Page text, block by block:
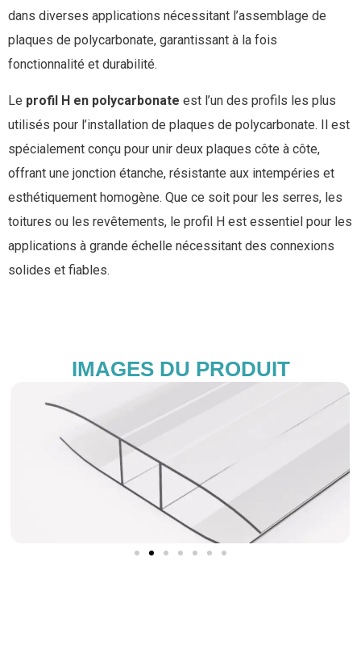
dans diverses applications nécessitant l’assemblage de
plaques de polycarbonate, garantissant à la fois
fonctionnalité et durabilité.
Le profil H en polycarbonate est l’un des profils les plus
utilisés pour l’installation de plaques de polycarbonate. Il est
spécialement conçu pour unir deux plaques côte à côte,
offrant une jonction étanche, résistante aux intempéries et
esthétiquement homogène. Que ce soit pour les serres, les
toitures ou les revêtements, le profil H est essentiel pour les
applications à grande échelle nécessitant des connexions
solides et fiables.
IMAGES DU PRODUIT